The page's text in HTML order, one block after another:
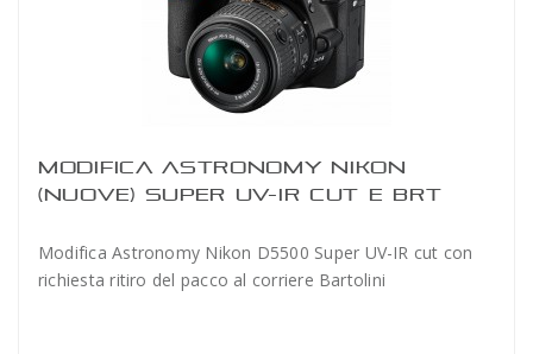
MODIFICA ASTRONOMY NIKON
(NUOVE) SUPER UV-IR CUT E BRT
Modifica Astronomy Nikon D5500 Super UV-IR cut con
richiesta ritiro del pacco al corriere Bartolini